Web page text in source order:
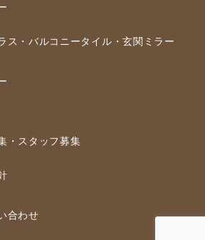
ス・バルコニータイル・玄関ミラー
・スタッフ募集
合わせ